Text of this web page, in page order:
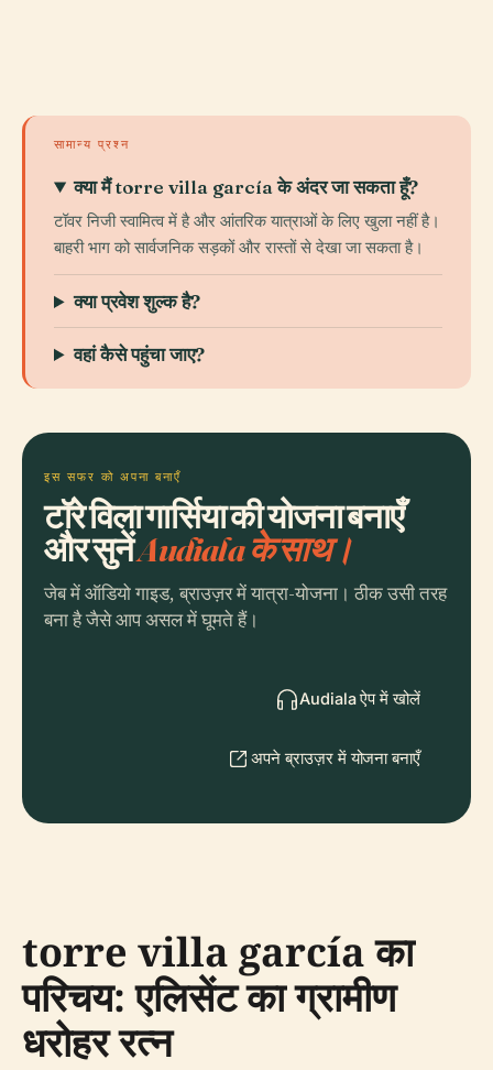
सामान्य प्रश्न
क्या मैं torre villa garcía के अंदर जा सकता हूँ?
टॉवर निजी स्वामित्व में है और आंतरिक यात्राओं के लिए खुला नहीं है।
बाहरी भाग को सार्वजनिक सड़कों और रास्तों से देखा जा सकता है।
क्या प्रवेश शुल्क है?
वहां कैसे पहुंचा जाए?
इस सफर को अपना बनाएँ
टॉरे विला गार्सिया की योजना बनाएँ
और सुनेंAudiala के साथ।
जेब में ऑडियो गाइड, ब्राउज़र में यात्रा-योजना। ठीक उसी तरह
बना है जैसे आप असल में घूमते हैं।
Audiala ऐप में खोलें
अपने ब्राउज़र में योजना बनाएँ
torre villa garcía का
परिचय: एलिसेंट का ग्रामीण
धरोहर रत्न